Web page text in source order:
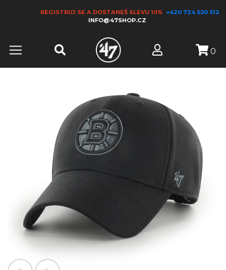
REGISTRUJ SE A DOSTANEŠ SLEVU 10% +420 724 530 512
INFO@47SHOP.CZ
0